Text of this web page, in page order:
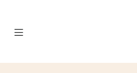
Menu